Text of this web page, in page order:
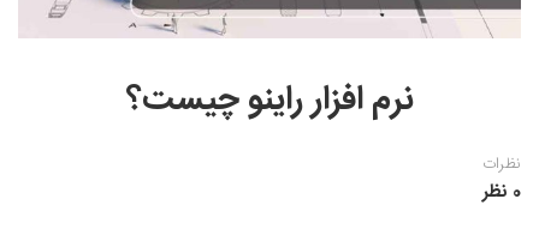
طراحی سیاه قلم
نقاش مداد رنگی
نرم افزار راینو چیست؟
نظرات
0 نظر